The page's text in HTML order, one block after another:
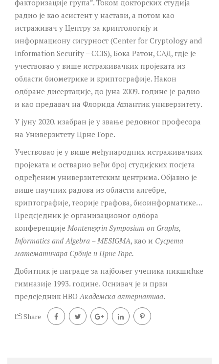
факторизације група”. Током докторских студија
радио је као асистент у настави, а потом као
истраживач у Центру за криптологију и
информациону сигурност (Center for Cryptology and
Information Security – CCIS), Бока Ратон, САД, гдје је
учествовао у више истраживачких пројеката из
области биометрике и криптографије. Након
одбране дисертације, до јуна 2009. године је радио
и као предавач на Флорида Атлантик универзитету.
У јуну 2020. изабран је у звање редовног професора
на Универзитету Црне Горе.
Учествовао је у више међународних истраживачких
пројеката и остварио већи број студијских посјета
одређеним универзитетским центрима. Објавио је
више научних радова из области алгебре,
криптографије, теорије графова, биоинформатике…
Предсједник је организационог одбора
конференције Montenegrin Symposium on Graphs,
Informatics and Algebra –MESIGMA, као и Сусрета
математичара Србије и Црне Горе.
Добитник је награде за најбољег ученика никшићке
гимназије 1993. године. Оснивач је и први
предсједник НВОАкадемска алтернатива.
Share